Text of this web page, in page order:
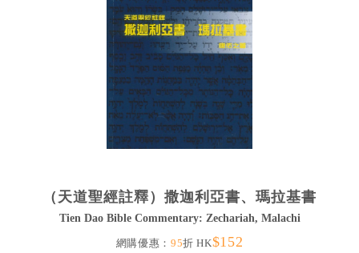
信仰入門
教會歷史
靈修／禱告
信徒生活
教會事工
社會／倫理
哲學／宗教比較
（天道聖經註釋）撒迦利亞書、瑪拉基書
Tien Dao Bible Commentary: Zechariah, Malachi
網購優惠： 95折 HK$152